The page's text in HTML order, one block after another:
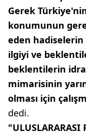
Gerek
konumunun
eden
ilgiyi ve
beklentilerin
mimarisinin
olması için
dedi.
"ULUSLARARASI